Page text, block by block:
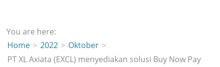
You are here:
Home
2022
Oktober
PT XL Axiata (EXCL) menyediakan solusi Buy Now Pay